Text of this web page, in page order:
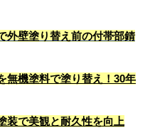
外壁塗り替え前の付帯部錆
無機塗料で塗り替え！30年
装で美観と耐久性を向上